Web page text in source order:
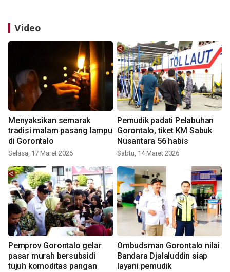
Video
Menyaksikan semarak
tradisi malam pasang lampu
di Gorontalo
Selasa, 17 Maret 2026
Pemudik padati Pelabuhan
Gorontalo, tiket KM Sabuk
Nusantara 56 habis
Sabtu, 14 Maret 2026
Pemprov Gorontalo gelar
pasar murah bersubsidi
tujuh komoditas pangan
Ombudsman Gorontalo nilai
Bandara Djalaluddin siap
layani pemudik